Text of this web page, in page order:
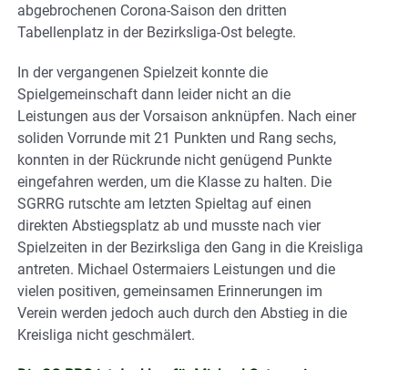
abgebrochenen Corona-Saison den dritten
Tabellenplatz in der Bezirksliga-Ost belegte.
In der vergangenen Spielzeit konnte die
Spielgemeinschaft dann leider nicht an die
Leistungen aus der Vorsaison anknüpfen. Nach einer
soliden Vorrunde mit 21 Punkten und Rang sechs,
konnten in der Rückrunde nicht genügend Punkte
eingefahren werden, um die Klasse zu halten. Die
SGRRG rutschte am letzten Spieltag auf einen
direkten Abstiegsplatz ab und musste nach vier
Spielzeiten in der Bezirksliga den Gang in die Kreisliga
antreten. Michael Ostermaiers Leistungen und die
vielen positiven, gemeinsamen Erinnerungen im
Verein werden jedoch auch durch den Abstieg in die
Kreisliga nicht geschmälert.